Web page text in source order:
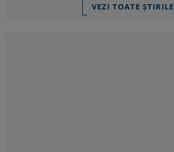
VEZI TOATE ȘTIRILE